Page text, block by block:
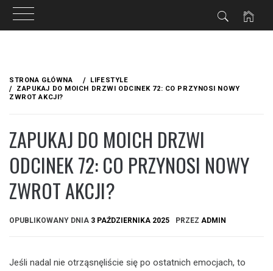
treści
STRONA GŁÓWNA
LIFESTYLE
ZAPUKAJ DO MOICH DRZWI ODCINEK 72: CO PRZYNOSI NOWY
ZWROT AKCJI?
ZAPUKAJ DO MOICH DRZWI
ODCINEK 72: CO PRZYNOSI NOWY
ZWROT AKCJI?
OPUBLIKOWANY DNIA 3 PAŹDZIERNIKA 2025 PRZEZ ADMIN
Jeśli nadal nie otrząsnęliście się po ostatnich emocjach, to